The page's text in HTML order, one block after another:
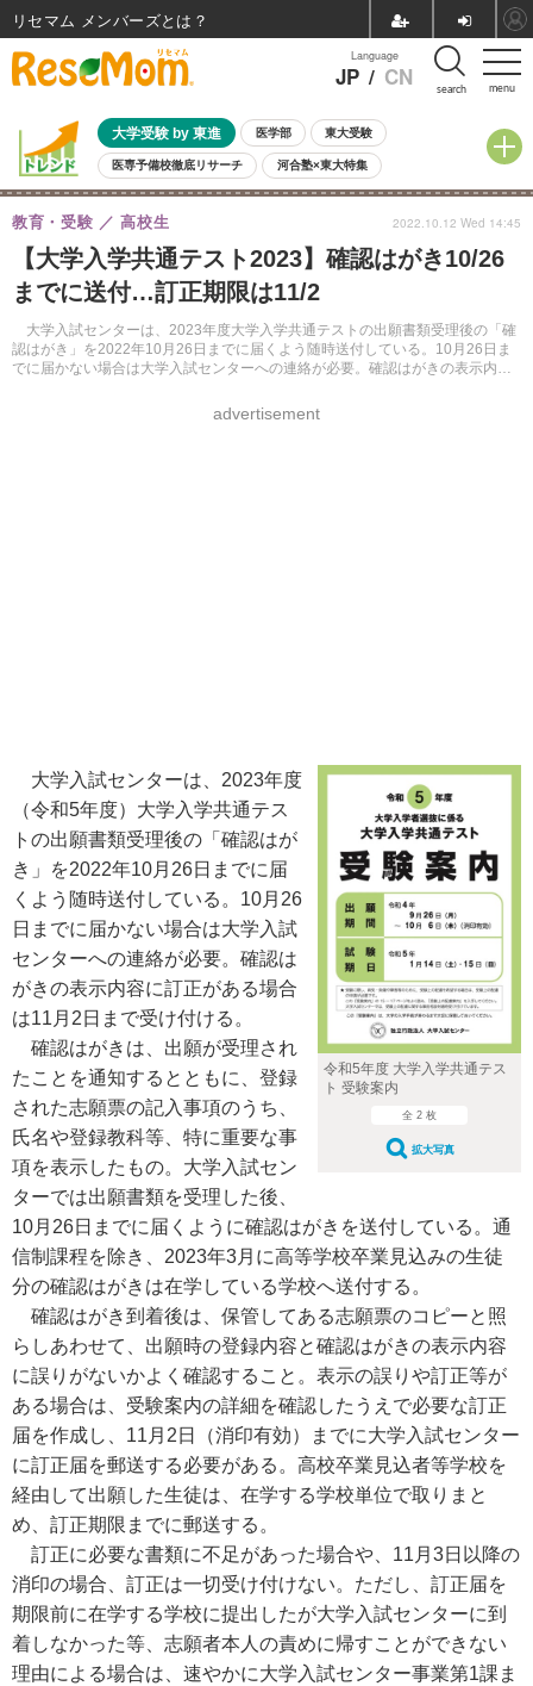
menu
Language
JP / CN search
大学受験 by 東進 医学部 東大受験
医専予備校徹底リサーチ 河合塾×東大特集
親子で考える大学選び 高校受験 中学受験 小学校受験
共通テスト 夏休み
8月開催イベント・WS 全国公立高校 過去問 人気記事
自由研究教材（小学生向け） 自由研究教材（中学生向け）
【大学入学共通テスト2023】確認はがき10/26
までに送付…訂正期限は11/2
大学入試センターは、2023年度大学入学共通テストの出願書類受理後の「確
認はがき」を2022年10月26日までに届くよう随時送付している。10月26日ま
でに届かない場合は大学入試センターへの連絡が必要。確認はがきの表示内容
教育・受験 高校生
advertisement
2022.10.12 Wed 14:45
令和5年度 大学入学共通テス
ト 受験案内
全 2 枚
拡大写真
大学入試センターは、2023年度
（令和5年度）大学入学共通テス
トの出願書類受理後の「確認はが
き」を2022年10月26日までに届
くよう随時送付している。10月26
日までに届かない場合は大学入試
センターへの連絡が必要。確認は
がきの表示内容に訂正がある場合
は11月2日まで受け付ける。
確認はがきは、出願が受理され
たことを通知するとともに、登録
された志願票の記入事項のうち、
氏名や登録教科等、特に重要な事
項を表示したもの。大学入試セン
ターでは出願書類を受理した後、
10月26日までに届くように確認はがきを送付している。通
信制課程を除き、2023年3月に高等学校卒業見込みの生徒
分の確認はがきは在学している学校へ送付する。
確認はがき到着後は、保管してある志願票のコピーと照
らしあわせて、出願時の登録内容と確認はがきの表示内容
に誤りがないかよく確認すること。表示の誤りや訂正等が
ある場合は、受験案内の詳細を確認したうえで必要な訂正
届を作成し、11月2日（消印有効）までに大学入試センター
に訂正届を郵送する必要がある。高校卒業見込者等学校を
経由して出願した生徒は、在学する学校単位で取りまと
め、訂正期限までに郵送する。
訂正に必要な書類に不足があった場合や、11月3日以降の
消印の場合、訂正は一切受け付けない。ただし、訂正届を
期限前に在学する学校に提出したが大学入試センターに到
着しなかった等、志願者本人の責めに帰すことができない
理由による場合は、速やかに大学入試センター事業第1課ま
リセマム メンバーズ